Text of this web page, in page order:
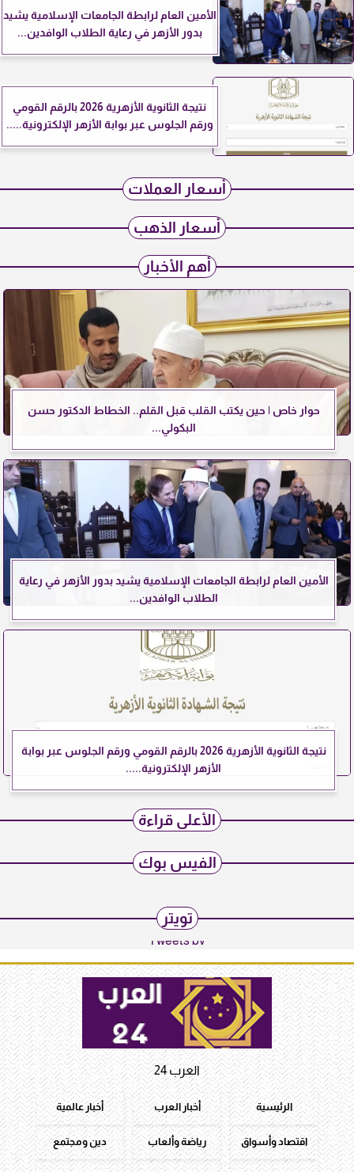
الأمين العام لرابطة الجامعات الإسلامية يشيد
بدور الأزهر في رعاية الطلاب الوافدين...
نتيجة الثانوية الأزهرية 2026 بالرقم القومي
ورقم الجلوس عبر بوابة الأزهر الإلكترونية.....
أسعار العملات
أسعار الذهب
أهم الأخبار
حوار خاص | حين يكتب القلب قبل القلم.. الخطاط الدكتور حسن
البكولي...
الأمين العام لرابطة الجامعات الإسلامية يشيد بدور الأزهر في رعاية
الطلاب الوافدين...
نتيجة الثانوية الأزهرية 2026 بالرقم القومي ورقم الجلوس عبر بوابة
الأزهر الإلكترونية.....
الأعلى قراءة
الفيس بوك
تويتر
Tweets by
العرب 24
الرئيسية أخبار العرب أخبار عالمية
اقتصاد وأسواق رياضة وألعاب دين ومجتمع